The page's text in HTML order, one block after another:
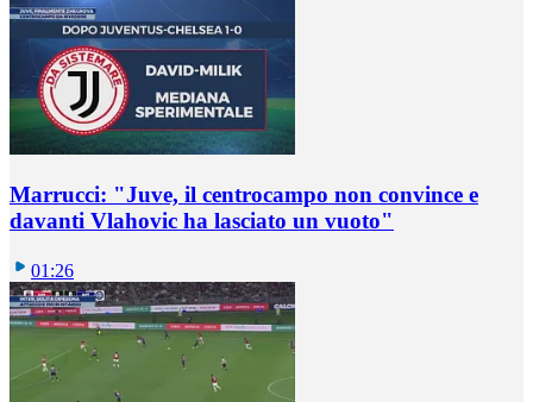
Marrucci: "Juve, il centrocampo non convince e
davanti Vlahovic ha lasciato un vuoto"
01:26